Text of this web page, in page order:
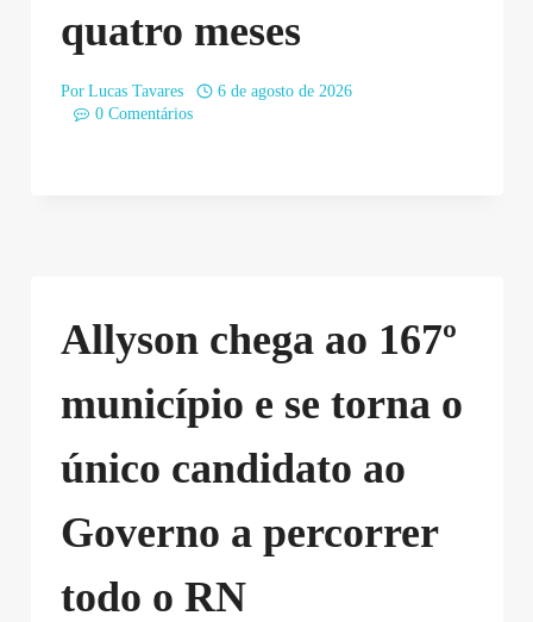
quatro meses
Por Lucas Tavares
6 de agosto de 2026
0 Comentários
Allyson chega ao 167º
município e se torna o
único candidato ao
Governo a percorrer
todo o RN